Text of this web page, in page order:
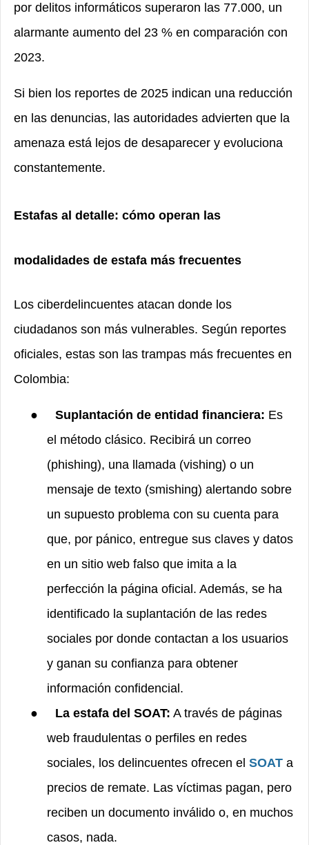
por delitos informáticos superaron las 77.000, un
alarmante aumento del 23 % en comparación con
2023.
Si bien los reportes de 2025 indican una reducción
en las denuncias, las autoridades advierten que la
amenaza está lejos de desaparecer y evoluciona
constantemente.
Estafas al detalle: cómo operan las
modalidades de estafa más frecuentes
Los ciberdelincuentes atacan donde los
ciudadanos son más vulnerables. Según reportes
oficiales, estas son las trampas más frecuentes en
Colombia:
● Suplantación de entidad financiera: Es
el método clásico. Recibirá un correo
(phishing), una llamada (vishing) o un
mensaje de texto (smishing) alertando sobre
un supuesto problema con su cuenta para
que, por pánico, entregue sus claves y datos
en un sitio web falso que imita a la
perfección la página oficial. Además, se ha
identificado la suplantación de las redes
sociales por donde contactan a los usuarios
y ganan su confianza para obtener
información confidencial.
●
La estafa del SOAT: A través de páginas
web fraudulentas o perfiles en redes
sociales, los delincuentes ofrecen el SOAT a
precios de remate. Las víctimas pagan, pero
reciben un documento inválido o, en muchos
casos, nada.